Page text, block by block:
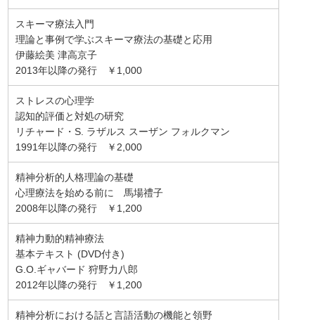
スキーマ療法入門
理論と事例で学ぶスキーマ療法の基礎と応用
伊藤絵美 津高京子
2013年以降の発行 ￥1,000
ストレスの心理学
認知的評価と対処の研究
リチャード・S. ラザルス スーザン フォルクマン
1991年以降の発行 ￥2,000
精神分析的人格理論の基礎
心理療法を始める前に 馬場禮子
2008年以降の発行 ￥1,200
精神力動的精神療法
基本テキスト (DVD付き)
G.O.ギャバード 狩野力八郎
2012年以降の発行 ￥1,200
精神分析における話と言語活動の機能と領野